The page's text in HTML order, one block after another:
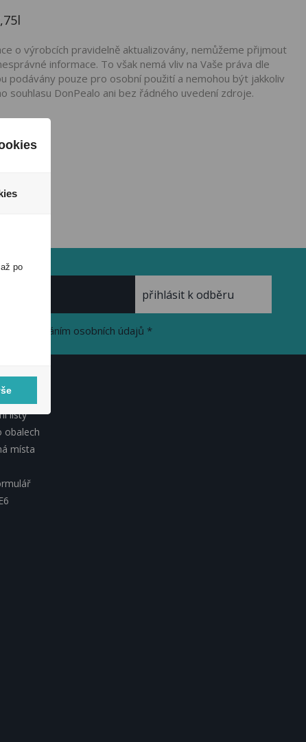
o výrobcích pravidelně aktualizovány, nemůžeme přijmout
informace. To však nemá vliv na Vaše práva dle
podávány pouze pro osobní použití a nemohou být jakkoliv
souhlasu DonPealo ani bez řádného uvedení zdroje.
se zpracováním osobních údajů *
listy
obalech
místa
po